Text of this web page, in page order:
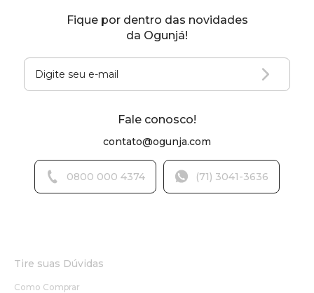
Fique por dentro das novidades
da Ogunjá!
Fale conosco!
contato@ogunja.com
0800 000 4374 (71) 3041-3636
Tire suas Dúvidas
Como Comprar